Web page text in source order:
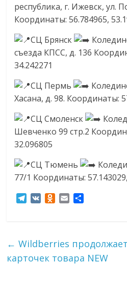
онлайн-
торговле,
сервисах
для
ритейле,
логистике,
технологиях,
соцсетях.
Нам
важно,
как
знать
Сеть
и
обсудить
республика, г. Ижевск, ул.
Координаты: 56.784965,
СЦ Брянск
съезда КПСС, д. 136
34.242271
СЦ Пермь
Хасана, д. 98. Координаты:
СЦ Смоленск
Шевченко 99 стр.2
32.096805
СЦ Тюмень
77/1 Координаты:
T
g
r
a
O
k
a
в
и
← Wildberries
карточек товара NEW